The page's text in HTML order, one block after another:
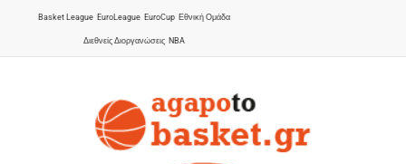
Basket League EuroLeague EuroCup Εθνική Ομάδα
Διεθνείς Διοργανώσεις NBA